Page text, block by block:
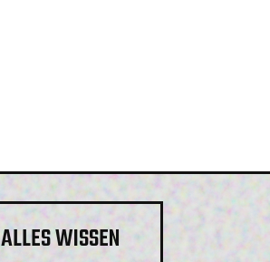
ALLES WISSEN